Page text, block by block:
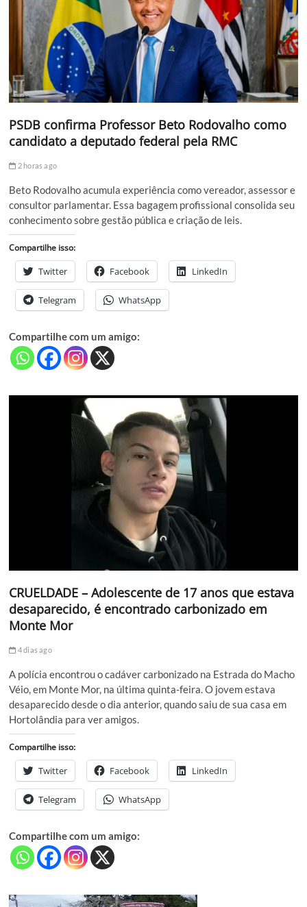
PSDB confirma Professor Beto Rodovalho como
candidato a deputado federal pela RMC
2 horas ago
Beto Rodovalho acumula experiência como vereador, assessor e
consultor parlamentar. Essa bagagem profissional consolida seu
conhecimento sobre gestão pública e criação de leis.
Compartilhe isso:
Twitter Facebook LinkedIn
Telegram WhatsApp
Compartilhe com um amigo:
CRUELDADE – Adolescente de 17 anos que estava
desaparecido, é encontrado carbonizado em
Monte Mor
4 dias ago
A polícia encontrou o cadáver carbonizado na Estrada do Macho
Véio, em Monte Mor, na última quinta-feira. O jovem estava
desaparecido desde o dia anterior, quando saiu de sua casa em
Hortolândia para ver amigos.
Compartilhe isso:
Twitter Facebook LinkedIn
Telegram WhatsApp
Compartilhe com um amigo: